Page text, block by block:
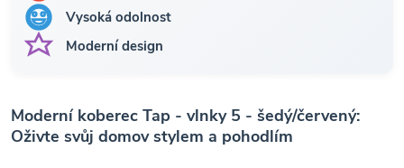
Vysoká odolnost
Moderní design
Moderní koberec Tap - vlnky 5 - šedý/červený:
Oživte svůj domov stylem a pohodlím